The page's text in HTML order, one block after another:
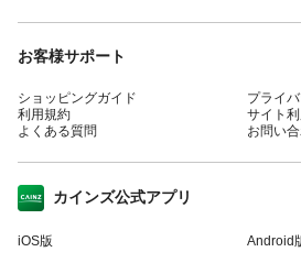
お客様サポート
ショッピングガイド
利用規約
よくある質問
プライ
サイト
お問い
カインズ公式アプリ
iOS版 Android